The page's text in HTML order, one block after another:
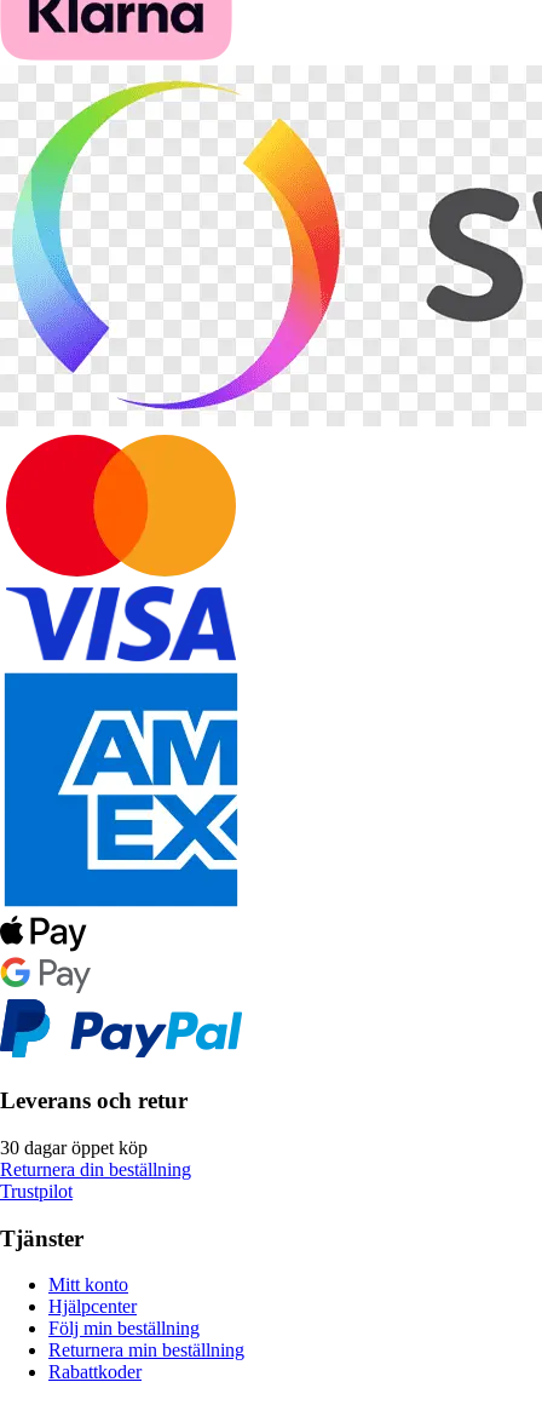
Leverans och retur
30 dagar öppet köp
Returnera din beställning
Trustpilot
Tjänster
Mitt konto
Hjälpcenter
Följ min beställning
Returnera min beställning
Rabattkoder